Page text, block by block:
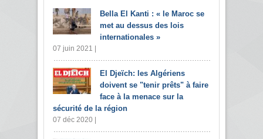
Bella El Kanti : « le Maroc se
met au dessus des lois
internationales »
07 juin 2021 |
El Djeïch: les Algériens
doivent se "tenir prêts" à faire
face à la menace sur la
sécurité de la région
07 déc 2020 |